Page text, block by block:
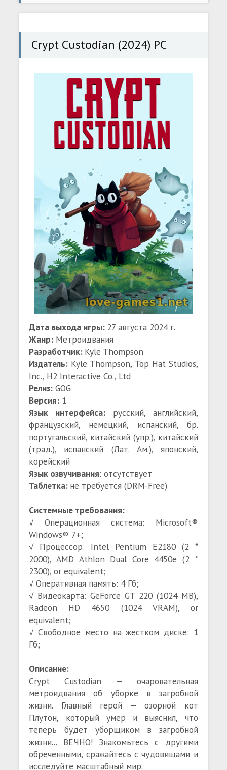
Метроидвания
Crypt Custodian (2024) PC
Дата выхода игры: 27 августа 2024 г.
Жанр: Метроидвания
Разработчик: Kyle Thompson
Издатель: Kyle Thompson, Top Hat Studios,
Inc., H2 Interactive Co., Ltd
Релиз: GOG
Версия: 1
Язык интерфейса: русский, английский,
французский, немецкий, испанский, бр.
португальский, китайский (упр.), китайский
(трад.), испанский (Лат. Ам.), японский,
корейский
Язык озвучивания: отсутствует
Таблетка: не требуется (DRM-Free)
Системные требования:
√ Операционная система: Microsoft®
Windows® 7+;
√ Процессор: Intel Pentium E2180 (2 *
2000), AMD Athlon Dual Core 4450e (2 *
2300), or equivalent;
√ Оперативная память: 4 Гб;
√ Видеокарта: GeForce GT 220 (1024 MB),
Radeon HD 4650 (1024 VRAM), or
equivalent;
√ Свободное место на жестком диске: 1
Гб;
Описание:
Crypt Custodian — очаровательная
метроидвания об уборке в загробной
жизни. Главный герой — озорной кот
Плутон, который умер и выяснил, что
теперь будет уборщиком в загробной
жизни... ВЕЧНО! Знакомьтесь с другими
обреченными, сражайтесь с чудовищами и
исследуйте масштабный мир.